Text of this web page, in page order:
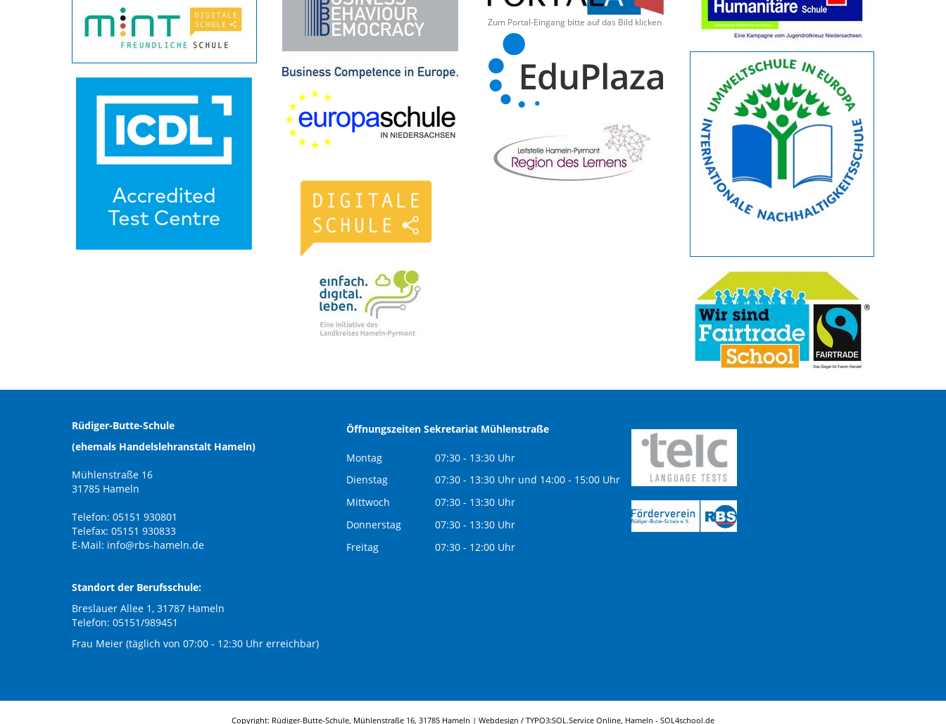
Zum Portal-Eingang bitte auf das Bild klicken
Rüdiger-Butte-Schule
(ehemals Handelslehranstalt Hameln)
Mühlenstraße 16
31785 Hameln
Telefon: 05151 930801
Telefax: 05151 930833
E-Mail: info@rbs-hameln.de
Standort der Berufsschule:
Breslauer Allee 1, 31787 Hameln
Telefon: 05151/989451
Frau Meier (täglich von 07:00 - 12:30 Uhr erreichbar)
Öffnungszeiten Sekretariat Mühlenstraße
Montag
07:30 - 13:30 Uhr
Dienstag
07:30 - 13:30 Uhr und 14:00 - 15:00 Uhr
Mittwoch
07:30 - 13:30 Uhr
Donnerstag
07:30 - 13:30 Uhr
Freitag
07:30 - 12:00 Uhr
Copyright: Rüdiger-Butte-Schule, Mühlenstraße 16, 31785 Hameln | Webdesign / TYPO3:SOL.Service Online, Hameln - SOL4school.de